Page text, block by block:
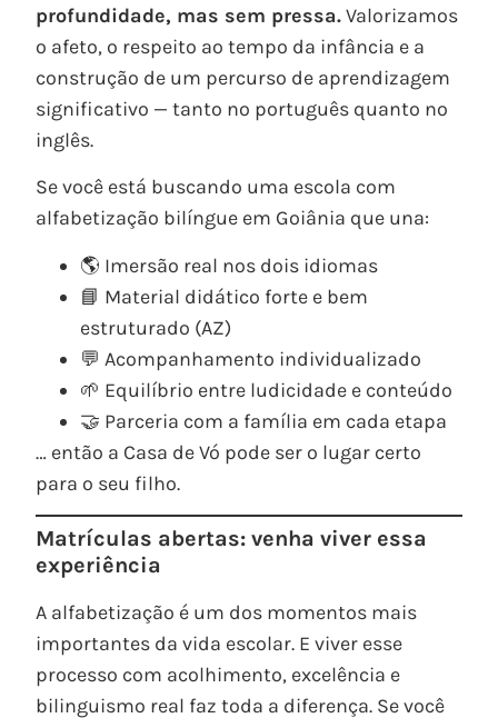
profundidade, mas sem pressa.Valorizamos
o afeto, o respeito ao tempo da infância e a
construção de um percurso de aprendizagem
significativo — tanto no português quanto no
inglês.
Se você está buscando uma escola com
alfabetização bilíngue em Goiânia que una:
🌎 Imersão real nos dois idiomas
📘 Material didático forte e bem
estruturado (AZ)
💬 Acompanhamento individualizado
🌱 Equilíbrio entre ludicidade e conteúdo
🤝 Parceria com a família em cada etapa
… então a Casa de Vó pode ser o lugar certo
para o seu filho.
Matrículas abertas: venha viver essa
experiência
A alfabetização é um dos momentos mais
importantes da vida escolar. E viver esse
processo com acolhimento, excelência e
bilinguismo real faz toda a diferença. Se você